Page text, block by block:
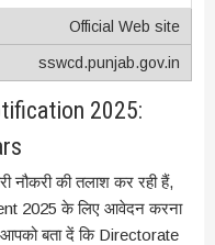
Official Web site
sswcd.punjab.gov.in
2025:
नौकरी की तलाश कर रही हैं,
2025 के लिए आवेदन करना
बता दें कि Directorate